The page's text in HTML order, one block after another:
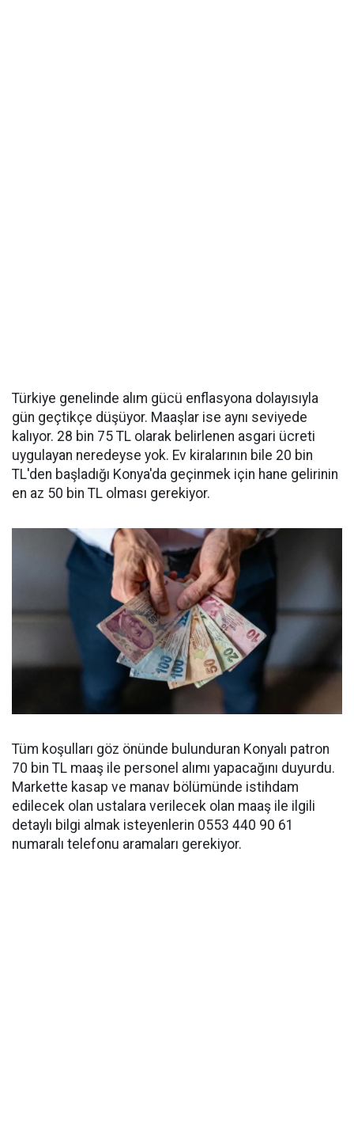
Türkiye genelinde alım gücü enflasyona dolayısıyla
gün geçtikçe düşüyor. Maaşlar ise aynı seviyede
kalıyor. 28 bin 75 TL olarak belirlenen asgari ücreti
uygulayan neredeyse yok. Ev kiralarının bile 20 bin
TL'den başladığı Konya'da geçinmek için hane gelirinin
en az 50 bin TL olması gerekiyor.
Tüm koşulları göz önünde bulunduran Konyalı patron
70 bin TL maaş ile personel alımı yapacağını duyurdu.
Markette kasap ve manav bölümünde istihdam
edilecek olan ustalara verilecek olan maaş ile ilgili
detaylı bilgi almak isteyenlerin 0553 440 90 61
numaralı telefonu aramaları gerekiyor.